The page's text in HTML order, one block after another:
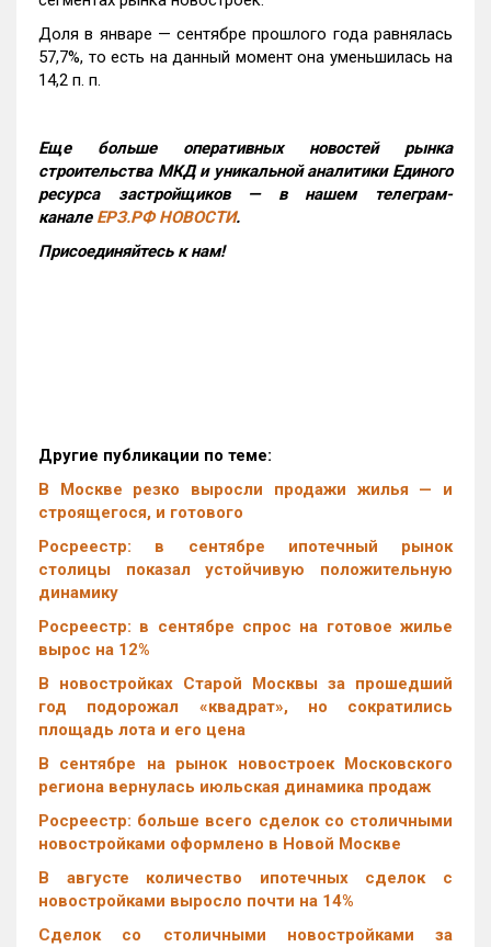
Доля в январе — сентябре прошлого года равнялась
57,7%, то есть на данный момент она уменьшилась на
14,2 п. п.
Еще больше оперативных новостей рынка
строительства МКД и уникальной аналитики Единого
ресурса застройщиков — в нашем телеграм-
канале ЕРЗ.РФ НОВОСТИ.
Присоединяйтесь к нам!
Другие публикации по теме:
В Москве резко выросли продажи жилья — и
строящегося, и готового
Росреестр: в сентябре ипотечный рынок
столицы показал устойчивую положительную
динамику
Росреестр: в сентябре спрос на готовое жилье
вырос на 12%
В новостройках Старой Москвы за прошедший
год подорожал «квадрат», но сократились
площадь лота и его цена
В сентябре на рынок новостроек Московского
региона вернулась июльская динамика продаж
Росреестр: больше всего сделок со столичными
новостройками оформлено в Новой Москве
В августе количество ипотечных сделок с
новостройками выросло почти на 14%
Cделок со столичными новостройками за